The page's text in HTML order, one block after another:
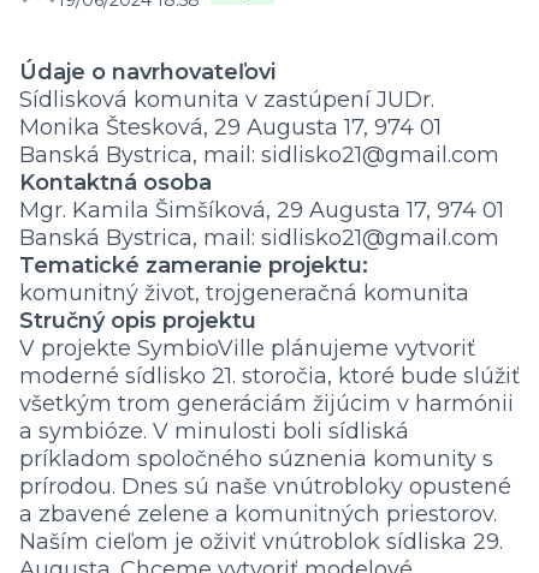
Údaje o navrhovateľovi
Sídlisková komunita v zastúpení JUDr.
Monika Štesková, 29 Augusta 17, 974 01
Banská Bystrica, mail: sidlisko21@gmail.com
Kontaktná osoba
Mgr. Kamila Šimšíková, 29 Augusta 17, 974 01
Banská Bystrica, mail: sidlisko21@gmail.com
Tematické zameranie projektu:
komunitný život, trojgeneračná komunita
Stručný opis projektu
V projekte SymbioVille plánujeme vytvoriť
moderné sídlisko 21. storočia, ktoré bude slúžiť
všetkým trom generáciám žijúcim v harmónii
a symbióze. V minulosti boli sídliská
príkladom spoločného súznenia komunity s
prírodou. Dnes sú naše vnútrobloky opustené
a zbavené zelene a komunitných priestorov.
Naším cieľom je oživiť vnútroblok sídliska 29.